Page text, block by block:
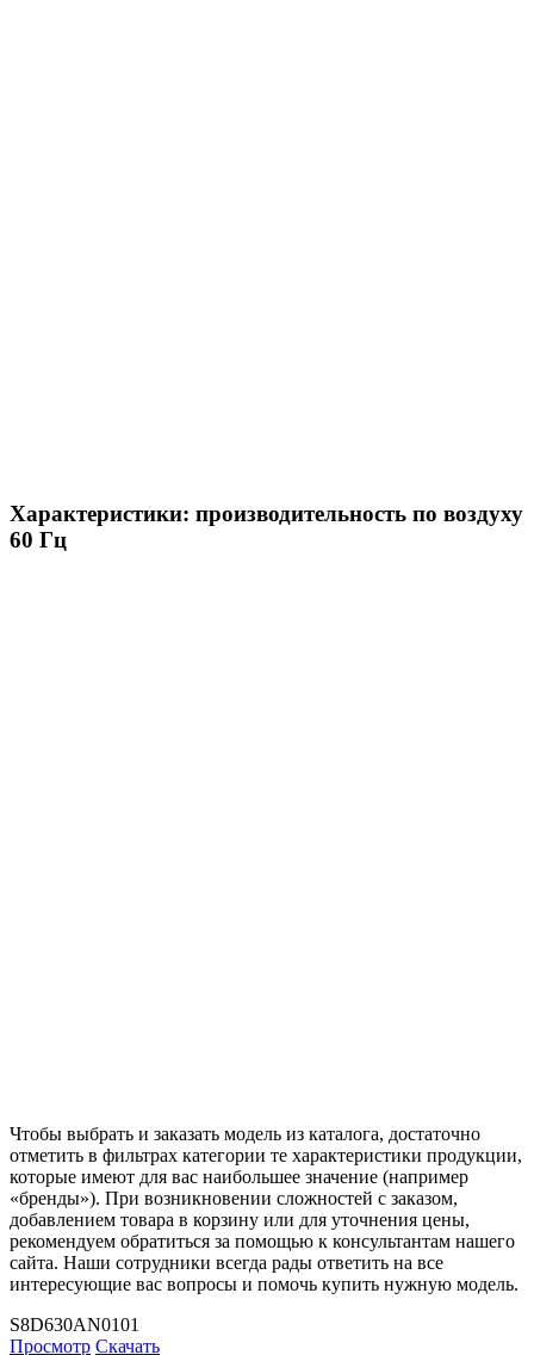
Характеристики: производительность по воздуху
60 Гц
Чтобы выбрать и заказать модель из каталога, достаточно
отметить в фильтрах категории те характеристики продукции,
которые имеют для вас наибольшее значение (например
«бренды»). При возникновении сложностей с заказом,
добавлением товара в корзину или для уточнения цены,
рекомендуем обратиться за помощью к консультантам нашего
сайта. Наши сотрудники всегда рады ответить на все
интересующие вас вопросы и помочь купить нужную модель.
S8D630AN0101
Просмотр Скачать